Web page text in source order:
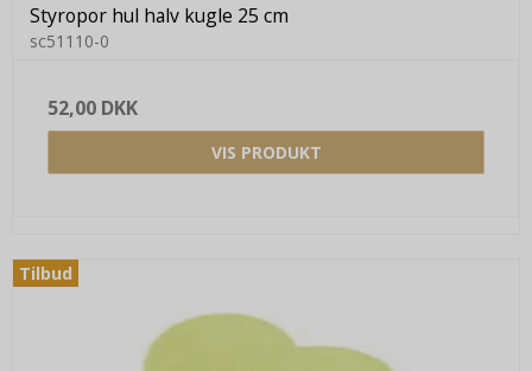
Styropor hul halv kugle 25 cm
sc51110-0
52,00 DKK
VIS PRODUKT
Tilbud